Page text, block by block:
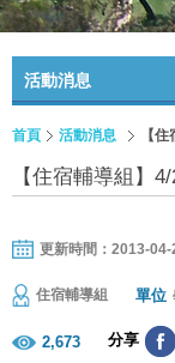
活動消息
首頁 活動消息 【
【住宿輔導組】
更新時間：2013-
住宿輔導組 單位
2,673 分享